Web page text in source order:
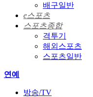
배구일반
e스포츠
스포츠종합
격투기
해외스포츠
스포츠일반
연예
방송/TV